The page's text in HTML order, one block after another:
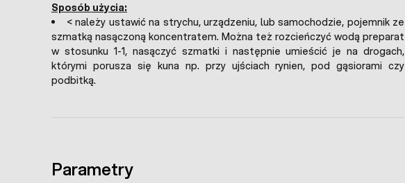
Sposób użycia:
< należy ustawić na strychu, urządzeniu, lub samochodzie, pojemnik ze
szmatką nasączoną koncentratem. Można też rozcieńczyć wodą preparat
w stosunku 1-1, nasączyć szmatki i następnie umieścić je na drogach,
którymi porusza się kuna np. przy ujściach rynien, pod gąsiorami czy
podbitką.
Parametry